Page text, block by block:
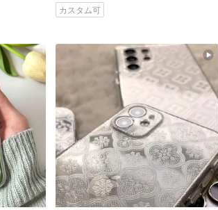
カスタム可